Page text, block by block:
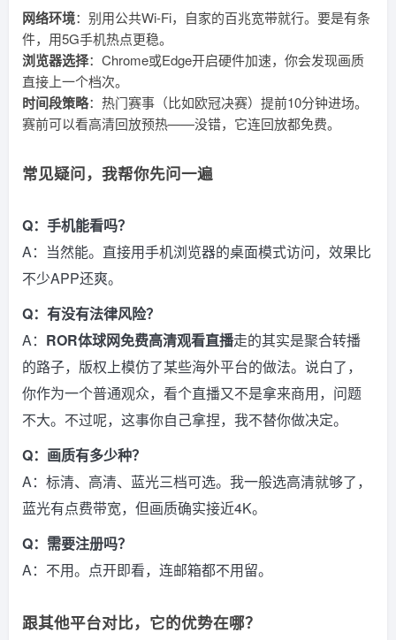
网络环境：别用公共Wi-Fi，自家的百兆宽带就行。要是有条
件，用5G手机热点更稳。
浏览器选择：Chrome或Edge开启硬件加速，你会发现画质
直接上一个档次。
时间段策略：热门赛事（比如欧冠决赛）提前10分钟进场。
赛前可以看高清回放预热——没错，它连回放都免费。
常见疑问，我帮你先问一遍
Q：手机能看吗？
A：当然能。直接用手机浏览器的桌面模式访问，效果比
不少APP还爽。
Q：有没有法律风险？
A： ROR体球网免费高清观看直播走的其实是聚合转播
的路子，版权上模仿了某些海外平台的做法。说白了，
你作为一个普通观众，看个直播又不是拿来商用，问题
不大。不过呢，这事你自己拿捏，我不替你做决定。
Q：画质有多少种？
A：标清、高清、蓝光三档可选。我一般选高清就够了，
蓝光有点费带宽，但画质确实接近4K。
Q：需要注册吗？
A：不用。点开即看，连邮箱都不用留。
跟其他平台对比，它的优势在哪？